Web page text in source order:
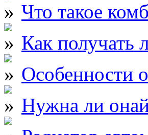
Что такое
Как получать
Особенности
Нужна ли